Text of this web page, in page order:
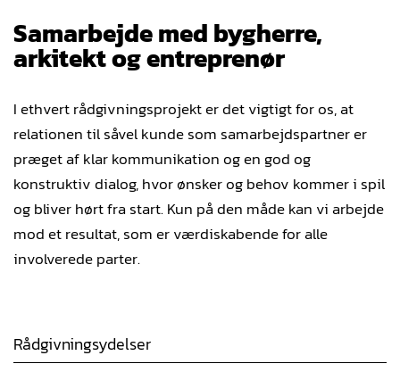
Samarbejde med bygherre,
arkitekt og entreprenør
I ethvert rådgivningsprojekt er det vigtigt for os, at
relationen til såvel kunde som samarbejdspartner er
præget af klar kommunikation og en god og
konstruktiv dialog, hvor ønsker og behov kommer i spil
og bliver hørt fra start. Kun på den måde kan vi arbejde
mod et resultat, som er værdiskabende for alle
involverede parter.
Rådgivningsydelser